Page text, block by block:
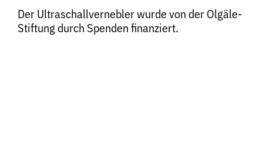
Der Ultraschallvernebler wurde von der Olgäle-
Stiftung durch Spenden finanziert.